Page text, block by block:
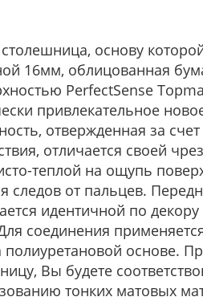
основу
16мм, облицованная
PerfectSense
привлекательное
отвержденная за
отличается своей
теплой на ощупь
следов от пальцев.
идентичной по
соединения
полиуретановой основе.
Вы будете
тонких матовых